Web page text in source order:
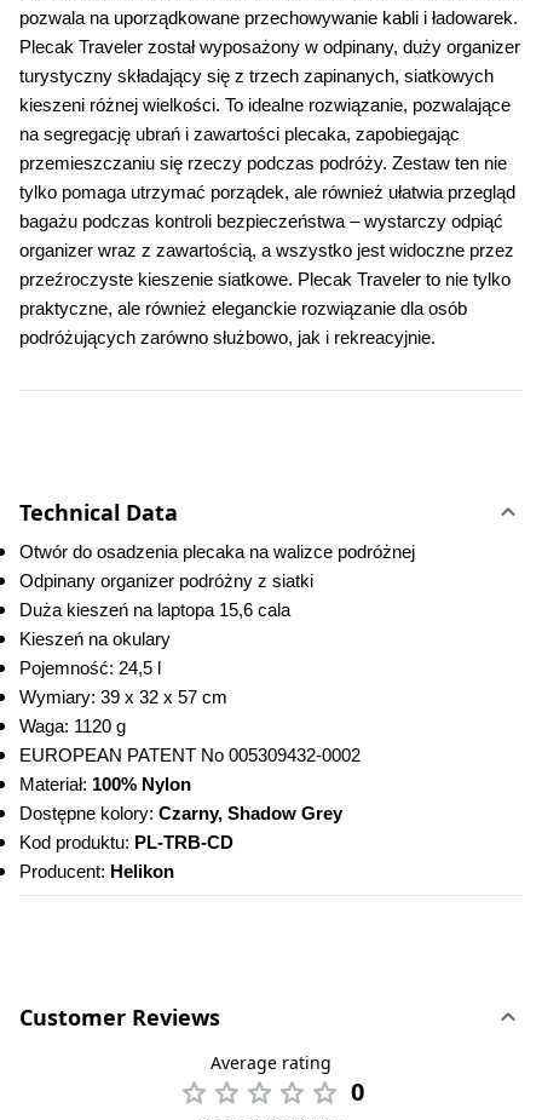
pozwala na uporządkowane przechowywanie kabli i ładowarek.
Plecak Traveler został wyposażony w odpinany, duży organizer
turystyczny składający się z trzech zapinanych, siatkowych
kieszeni różnej wielkości. To idealne rozwiązanie, pozwalające
na segregację ubrań i zawartości plecaka, zapobiegając
przemieszczaniu się rzeczy podczas podróży. Zestaw ten nie
tylko pomaga utrzymać porządek, ale również ułatwia przegląd
bagażu podczas kontroli bezpieczeństwa – wystarczy odpiąć
organizer wraz z zawartością, a wszystko jest widoczne przez
przeźroczyste kieszenie siatkowe. Plecak Traveler to nie tylko
praktyczne, ale również eleganckie rozwiązanie dla osób
podróżujących zarówno służbowo, jak i rekreacyjnie.
Technical Data
Otwór do osadzenia plecaka na walizce podróżnej
Odpinany organizer podróżny z siatki
Duża kieszeń na laptopa 15,6 cala
Kieszeń na okulary
Pojemność: 24,5 l
Wymiary: 39 x 32 x 57 cm
Waga: 1120 g
EUROPEAN PATENT No 005309432-0002
Materiał: 100% Nylon
Dostępne kolory: Czarny, Shadow Grey
Kod produktu: PL-TRB-CD
Producent: Helikon
Customer Reviews
Average rating
0